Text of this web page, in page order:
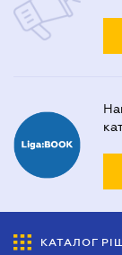
КАТАЛОГ